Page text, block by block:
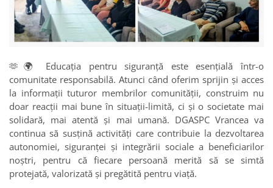
🫶🌍 Educația pentru siguranță este esențială într-o
comunitate responsabilă. Atunci când oferim sprijin și acces
la informații tuturor membrilor comunității, construim nu
doar reacții mai bune în situații-limită, ci și o societate mai
solidară, mai atentă și mai umană. DGASPC Vrancea va
continua să susțină activități care contribuie la dezvoltarea
autonomiei, siguranței și integrării sociale a beneficiarilor
noștri, pentru că fiecare persoană merită să se simtă
protejată, valorizată și pregătită pentru viață.